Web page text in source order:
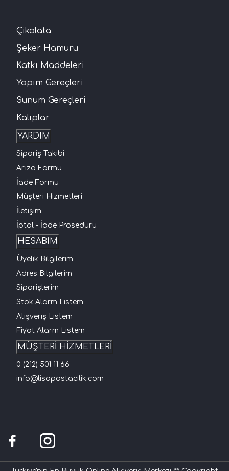
Çikolata
Şeker Hamuru
Katkı Maddeleri
Yapım Gereçleri
Sunum Gereçleri
Kalıplar
YARDIM
Sipariş Takibi
Arıza Formu
İade Formu
Müşteri Hizmetleri
İletişim
İptal - İade Prosedürü
HESABIM
Üyelik Bilgilerim
Adres Bilgilerim
Siparişlerim
Stok Alarm Listem
Alışveriş Listem
Fiyat Alarm Listem
MÜŞTERİ HİZMETLERİ
0 (212) 501 11 66
info@lisapastacilik.com